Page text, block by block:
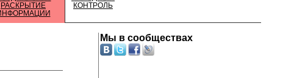
РАСКРЫТИЕ
КОНТРОЛЬ
Мы в сообществах